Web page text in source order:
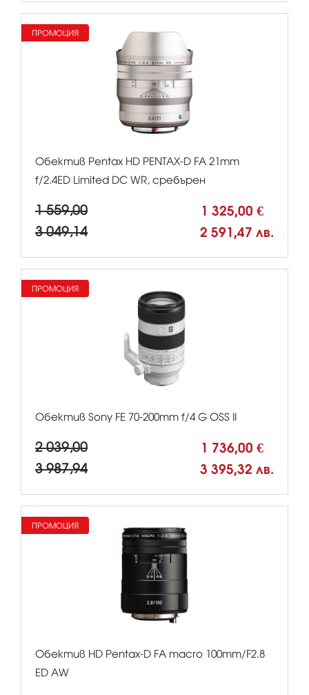
Обектив Pentax HD PENTAX-D FA 21mm
f/2.4ED Limited DC WR, сребърен
1 559,00 1 325,00 €
3 049,14 2 591,47 лв.
ПРОМОЦИЯ
Обектив Sony FE 70-200mm f/4 G OSS II
2 039,00 1 736,00 €
3 987,94 3 395,32 лв.
ПРОМОЦИЯ
Обектив HD Pentax-D FA macro 100mm/F2.8
ED AW
ПРОМОЦИЯ